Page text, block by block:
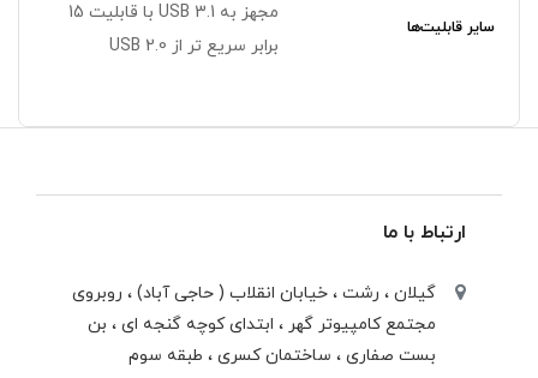
سایر قابلیت‌ها
مجهز به USB 3.1 با قابلیت 15
برابر سریع تر از USB 2.0
ارتباط با ما
گیلان ، رشت ، خيابان انقلاب ( حاجی آباد) ، روبروی
مجتمع كامپيوتر گهر ، ابتدای كوچه گنجه ای ، بن
بست صفاری ، ساختمان كسری ، طبقه سوم